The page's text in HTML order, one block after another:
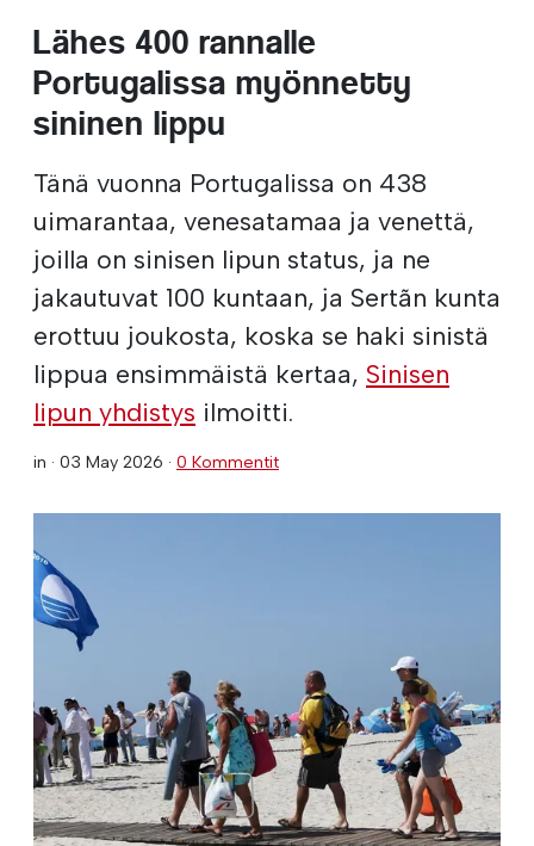
Lähes 400 rannalle
Portugalissa myönnetty
sininen lippu
Tänä vuonna Portugalissa on 438
uimarantaa, venesatamaa ja venettä,
joilla on sinisen lipun status, ja ne
jakautuvat 100 kuntaan, ja Sertãn kunta
erottuu joukosta, koska se haki sinistä
lippua ensimmäistä kertaa, Sinisen
lipun yhdistys ilmoitti.
in · 03 May 2026 · 0 Kommentit